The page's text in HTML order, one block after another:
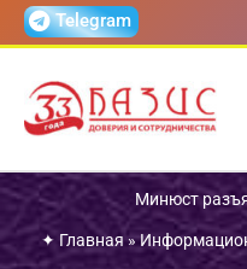
ПерейтиTelegram
Минюст
✦ Главная»